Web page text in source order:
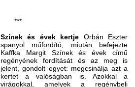
***
Színek és évek kertje Orbán Eszter
spanyol műfordító, miután befejezte
Kaffka Margit Színek és évek című
regényének fordítását és az meg is
jelent, gondolt egyet: megcsinálja azt a
kertet a valóságban is. Azokkal a
virágokkal, amelyek a regénybeli